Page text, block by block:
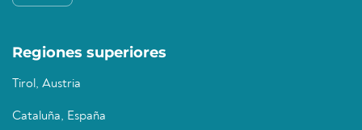
Regiones superiores
Tirol, Austria
Cataluña, España